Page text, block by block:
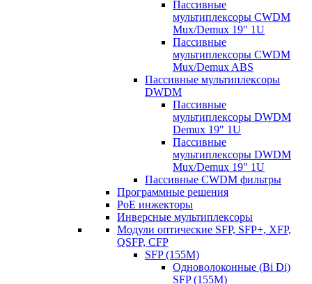
Пассивные
мультиплексоры CWDM
Mux/Demux 19" 1U
Пассивные
мультиплексоры CWDM
Mux/Demux ABS
Пассивные мультиплексоры
DWDM
Пассивные
мультиплексоры DWDM
Demux 19" 1U
Пассивные
мультиплексоры DWDM
Mux/Demux 19" 1U
Пассивные CWDM фильтры
Программные решения
PoE инжекторы
Инверсные мультиплексоры
Модули оптические SFP, SFP+, XFP,
QSFP, CFP
SFP (155M)
Одноволоконные (Bi Di)
SFP (155M)